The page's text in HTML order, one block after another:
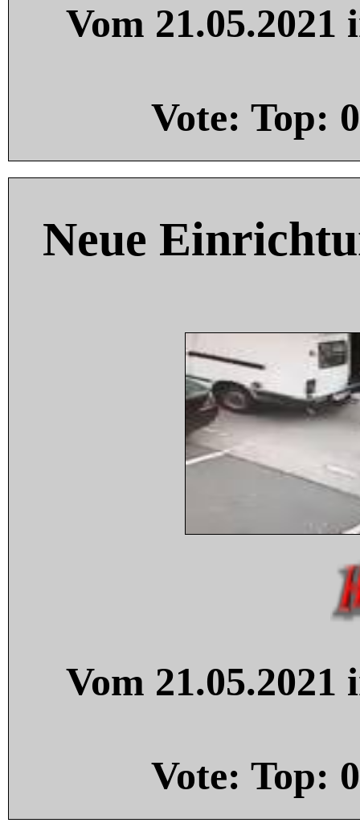
Vom
Vote: Top: 0
Neue
Vom
Vote: Top: 0